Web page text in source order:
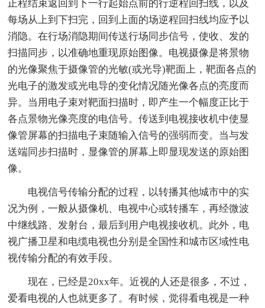
正程结束返回到下一行起始点前的行逆程回扫线，以及
每场从上到下扫完，回到上面的场逆程回扫线均应予以
消隐。在行场消隐期间传送行场同步信号，使收、发的
扫描同步，以准确地重现原始图像。电视摄像是将景物
的光像聚焦于摄像管的光敏(或光导)靶面上，靶面各点的
光电子的激发或光电导的变化情况随光像各点的亮度而
异。当用电子束对靶面扫描时，即产生一个幅度正比于
各点景物光像亮度的电信号。传送到电视接收机中使显
像管屏幕的扫描电子束随输入信号的强弱而变。当与发
送端同步扫描时，显像管的屏幕上即显现发送的原始图
像。
电视信号传输分配的过程，以转播其他城市中的实
况为例，一般从摄像机、电视中心或转播车，再经微波
中继线路、发射台，最后到用户电视接收机。此外，电
视广播卫星和电缆电视也分别是全国性和城市区域性电
视传输分配的有效手段。
现在，已经是20xx年。近视的人还是很多，不过，
爱看电视的人也就更多了。有时候，觉得看电视是一种